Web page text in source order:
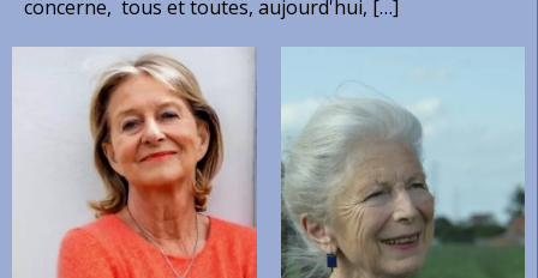
concerne, tous et toutes, aujourd'hui, […]